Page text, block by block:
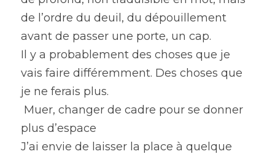
de l’ordre du deuil, du dépouillement
avant de passer une porte, un cap.
Il y a probablement des choses que je
vais faire différemment. Des choses que
je ne ferais plus.
plus d’espace
J’ai envie de laisser la place à quelque